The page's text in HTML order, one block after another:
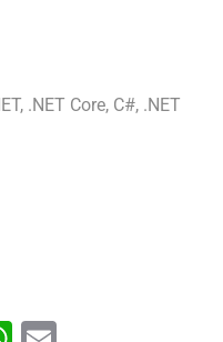
.NET Core, C#, .NET